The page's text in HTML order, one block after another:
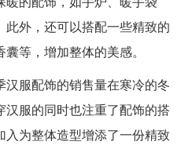
外，还可以搭配一些精致的
等，增加整体的美感。
服配饰的销售量在寒冷的冬
服的同时也注重了配饰的搭
为整体造型增添了一份精致